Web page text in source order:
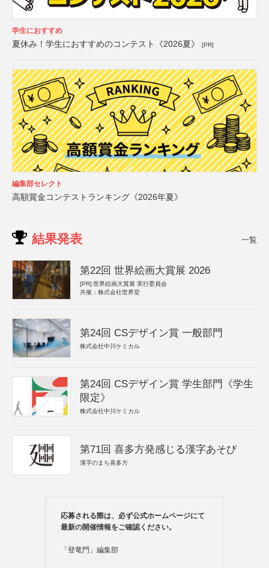
学生におすすめ
夏休み！学生におすすめのコンテスト《2026夏》 [PR]
編集部セレクト
高額賞金コンテストランキング《2026年夏》
結果発表 一覧
第22回 世界絵画大賞展 2026
[PR] 世界絵画大賞展 実行委員会
共催：株式会社世界堂
第24回 CSデザイン賞 一般部門
株式会社中川ケミカル
第24回 CSデザイン賞 学生部門《学生
限定》
株式会社中川ケミカル
第71回 喜多方発感じる漢字あそび
漢字のまち喜多方
応募される際は、必ず公式ホームページにて
最新の開催情報をご確認ください。
「登竜門」編集部